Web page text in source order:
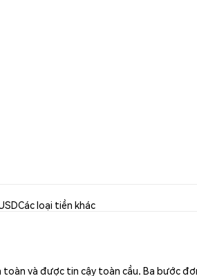
Các loại tiền khác
và được tin cậy toàn cầu. Ba bước